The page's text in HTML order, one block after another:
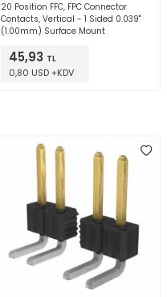
20 Position FFC, FPC Connector
Contacts, Vertical - 1 Sided 0.039"
(1.00mm) Surface Mount
45,93 TL
0,80 USD +KDV